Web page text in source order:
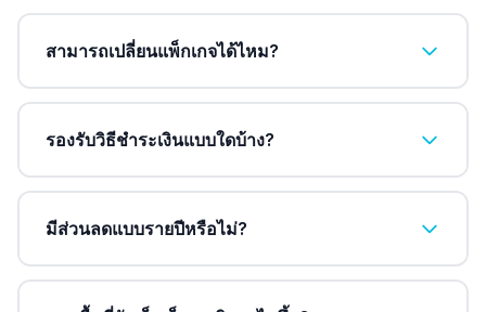
สามารถเปลี่ยนแพ็กเกจได้ไหม?
รองรับวิธีชำระเงินแบบใดบ้าง?
มีส่วนลดแบบรายปีหรือไม่?